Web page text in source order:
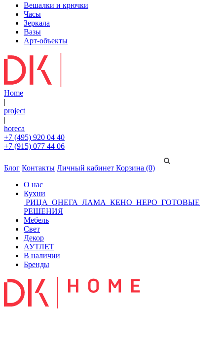
Вешалки и крючки
Часы
Зеркала
Вазы
Арт-объекты
Home
|
project
|
horeca
+7 (495) 920 04 40
+7 (915) 077 44 06
Блог Контакты Личный кабинет Корзина (0)
О нас
Кухни
РИЦА ОНЕГА ЛАМА КЕНО НЕРО ГОТОВЫЕ
РЕШЕНИЯ
Мебель
Свет
Декор
АУТЛЕТ
В наличии
Бренды